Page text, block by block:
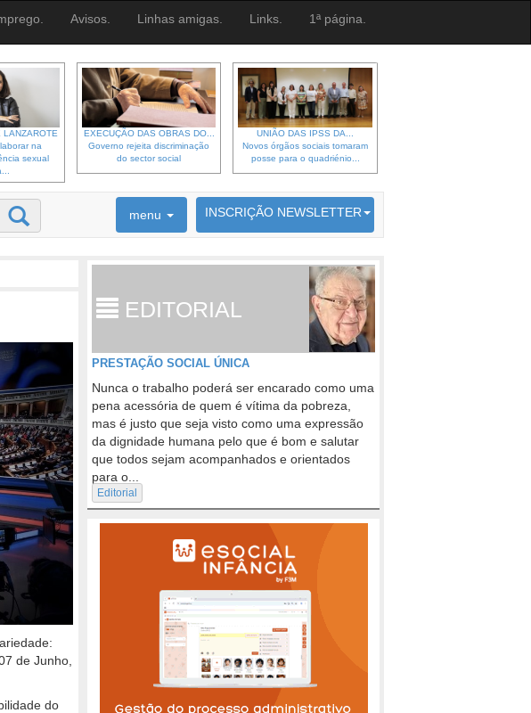
Avisos. Linhas amigas. Links. 1ª página.
LANZAROTE
na
sexual
EXECUÇÃO DAS OBRAS DO...
Governo rejeita discriminação
do sector social
UNIÃO DAS IPSS DA...
Novos órgãos sociais tomaram
posse para o quadriénio...
menu INSCRIÇÃO NEWSLETTER
de Junho,
do
EDITORIAL
PRESTAÇÃO SOCIAL ÚNICA
Nunca o trabalho poderá ser encarado como uma
pena acessória de quem é vítima da pobreza,
mas é justo que seja visto como uma expressão
da dignidade humana pelo que é bom e salutar
que todos sejam acompanhados e orientados
para o...
Editorial